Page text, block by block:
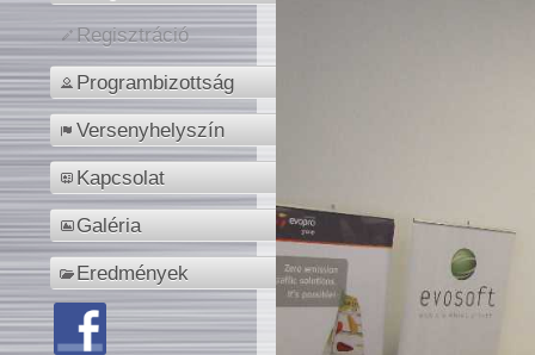
Regisztráció
Programbizottság
Versenyhelyszín
Kapcsolat
Galéria
Eredmények